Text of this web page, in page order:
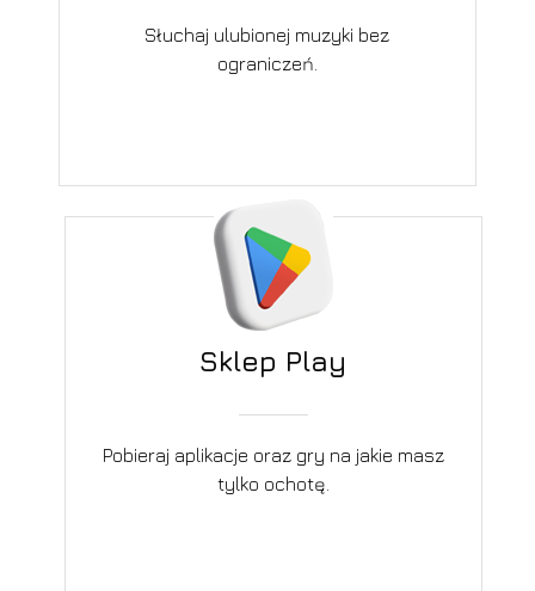
Słuchaj ulubionej muzyki bez
ograniczeń.
Sklep Play
Pobieraj aplikacje oraz gry na jakie masz
tylko ochotę.